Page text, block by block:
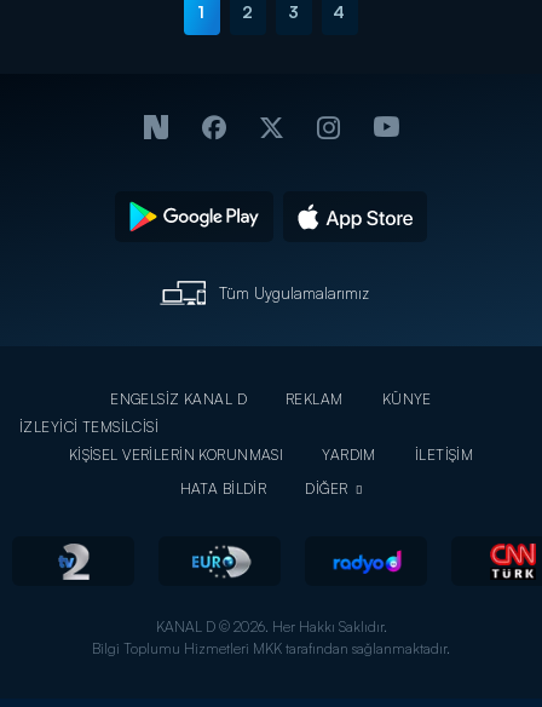
1 2 3 4
Tüm Uygulamalarımız
ENGELSİZ KANAL D REKLAM
KÜNYE
İZLEYİCİ TEMSİLCİSİ
KİŞİSEL VERİLERİN KORUNMASI
YARDIM
İLETİŞİM
HATA BİLDİR
DİĞER
KANAL D © 2026. Her Hakkı Saklıdır.
Bilgi Toplumu Hizmetleri MKK tarafından sağlanmaktadır.